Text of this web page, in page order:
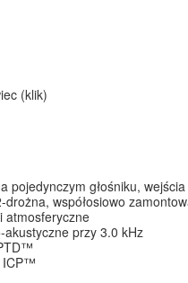
(klik)
pojedynczym głośniku,
współosiowo
atmosferyczne
przy 3.0 kHz
ICP™